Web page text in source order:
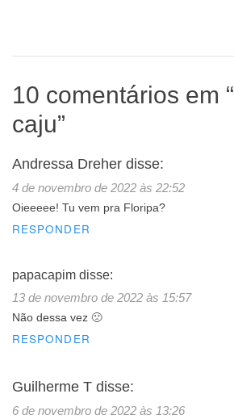
10 comentários em “
caju”
Andressa Dreher disse:
4 de novembro de 2022 às 22:52
Oieeeee! Tu vem pra Floripa?
RESPONDER
papacapim disse:
13 de novembro de 2022 às 15:57
Não dessa vez 🙁
RESPONDER
Guilherme T disse:
6 de novembro de 2022 às 13:26